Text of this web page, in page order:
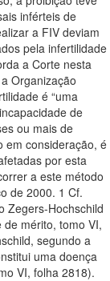
inférteis de
a FIV deviam
pela infertilidade
a Corte nesta
Organização
é “uma
de
ou mais de
em consideração, é
por esta
a este método
de 2000. 1 Cf.
Zegers-Hochschild
mérito, tomo VI,
segundo a
uma doença
VI, folha 2818).